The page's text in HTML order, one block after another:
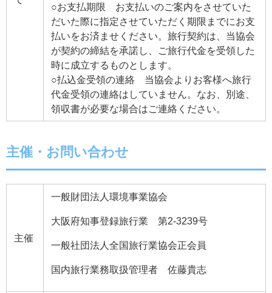
○お支払期限 お支払いのご案内をさせていた
だいた際に指定させていただく期限までにお支
払いをお済ませください。旅行契約は、当協会
が契約の締結を承諾し、ご旅行代金を受領した
時に成立するものとします。
○払込金受領の連絡 当協会よりお客様へ旅行
代金受領の連絡はしていません。なお、別途、
領収書が必要な場合はご連絡ください。
主催・お問い合わせ
主催
一般財団法人環境事業協会
大阪府知事登録旅行業 第2-3239号
一般社団法人全国旅行業協会正会員
国内旅行業務取扱管理者 佐藤貴志